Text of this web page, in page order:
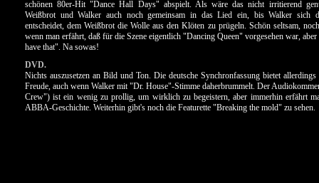
schönen 80er-Hit "Dance Hall Days" abspielt. Als wäre das nicht irritierend
Weißbrot und Walker auch noch gemeinsam in das Lied ein, bis Walker sich
entscheidet, dem Weißbrot die Wolle aus den Klöten zu prügeln. Schön seltsam,
wenn man erfährt, daß für die Szene eigentlich "Dancing Queen" vorgesehen war,
have that". Na sowas!
DVD.
Nichts auszusetzen an Bild und Ton. Die deutsche Synchronfassung bietet
Freude, auch wenn Walker mit "Dr. House"-Stimme daherbrummelt. Der
Crew") ist ein wenig zu prollig, um wirklich zu begeistern, aber immerhin erfährt
ABBA-Geschichte. Weiterhin gibt's noch die Featurette "Breaking the mold" zu sehen.